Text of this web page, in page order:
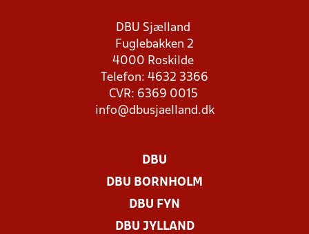
DBU Sjælland
Fuglebakken 2
4000 Roskilde
Telefon: 4632 3366
CVR: 6369 0015
info@dbusjaelland.dk
DBU
DBU BORNHOLM
DBU FYN
DBU JYLLAND